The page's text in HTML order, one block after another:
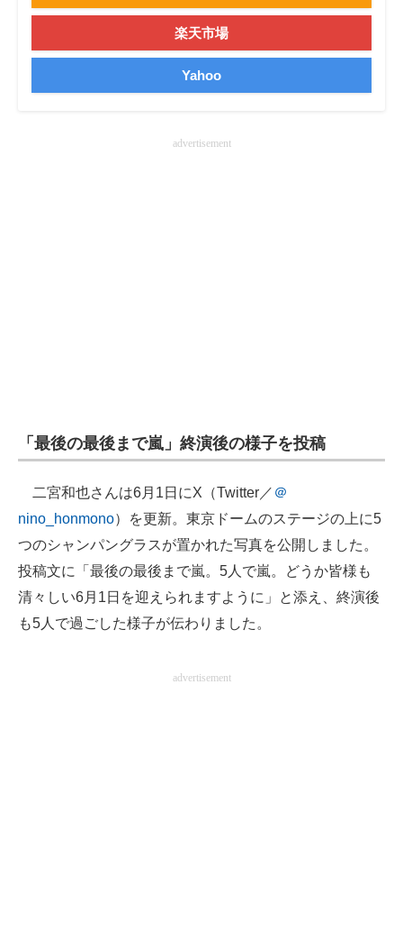
ちょっと気になるネットの話題
楽天市場
Yahoo
advertisement
「最後の最後まで嵐」終演後の様子を投稿
二宮和也さんは6月1日にX（Twitter／ ＠
nino_honmono）を更新。東京ドームのステージの上に5
つのシャンパングラスが置かれた写真を公開しました。
投稿文に「最後の最後まで嵐。5人で嵐。どうか皆様も
清々しい6月1日を迎えられますように」と添え、終演後
も5人で過ごした様子が伝わりました。
advertisement